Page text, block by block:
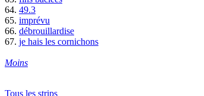
64. 49.3
65. imprévu
66. débrouillardise
67. je hais les cornichons
Moins
Tous les strips